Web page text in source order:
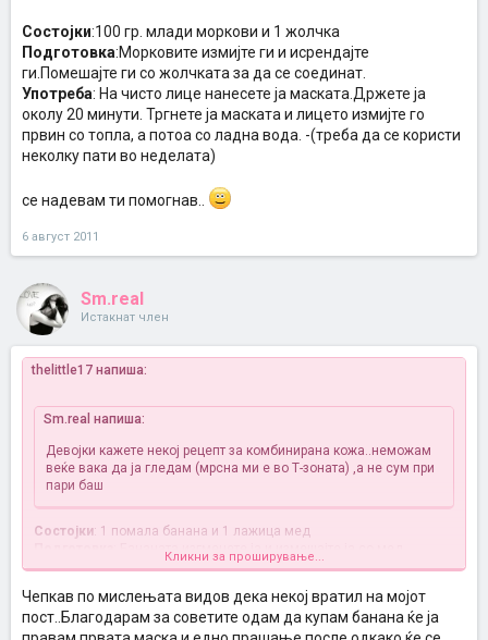
Состојки:100 гр. млади моркови и 1 жолчка
Подготовка:Морковите измијте ги и исрендајте
ги.Помешајте ги со жолчката за да се соединат.
Употреба: На чисто лице нанесете ја маската.Држете ја
околу 20 минути. Тргнете ја маската и лицето измијте го
првин со топла, а потоа со ладна вода. -(треба да се користи
неколку пати во неделата)
се надевам ти помогнав..
6 август 2011
Sm.real
Истакнат член
thelittle17 напиша:
Sm.real напиша:
Девојки кажете некој рецепт за комбинирана кожа..неможам
веќе вака да ја гледам (мрсна ми е во Т-зоната) ,а не сум при
пари баш
Состојки: 1 помала банана и 1 лажица мед
: Бананата изгмечете ја и измешајте ја со мед.
Употреба: Лицете претходно измијте го па нанесе те
Состојки: 100 гр. кајсии и 0,5 дл. несварено млеко
Подготовка: Кајсиите лупени,пасирани, измешани со млеко.
Кликни за проширување...
Чепкав по мислењата видов дека некој вратил на мојот
пост..Благодарам за советите одам да купам банана ќе ја